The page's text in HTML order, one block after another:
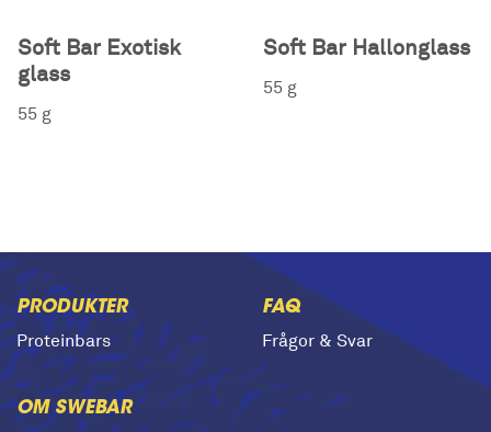
Soft Bar Exotisk
glass
55 g
Soft Bar Hallonglass
55 g
PRODUKTER
Proteinbars
FAQ
Frågor & Svar
OM SWEBAR